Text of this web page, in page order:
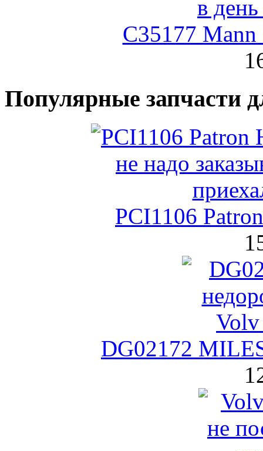
C35177
Популярные запчасти
PCI1106
DG02172